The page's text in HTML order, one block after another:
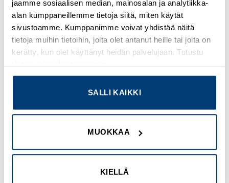
jaamme sosiaalisen median, mainosalan ja analytiikka-
alan kumppaneillemme tietoja siitä, miten käytät
sivustoamme. Kumppanimme voivat yhdistää näitä
tietoja muihin tietoihin, joita olet antanut heille tai joita on
kerätty, kun olet käyttänyt heidän palvelujaan. Tutustu
SALLI KAIKKI
MUOKKAA
KIELLÄ
TUTUSTU MYÖS
wishlist
OMRON